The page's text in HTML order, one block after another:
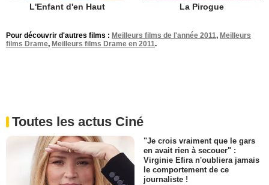
L'Enfant d'en Haut La Pirogue
Pour découvrir d'autres films : Meilleurs films de l'année 2011, Meilleurs
films Drame, Meilleurs films Drame en 2011.
Toutes les actus Ciné
"Je crois vraiment que le gars
en avait rien à secouer" :
Virginie Efira n'oubliera jamais
le comportement de ce
journaliste !